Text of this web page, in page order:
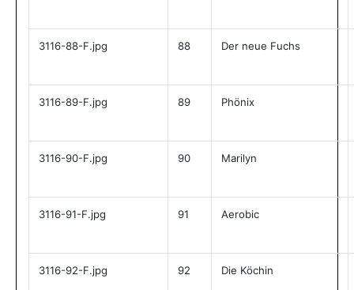
3116-88-F.jpg 88 Der neue Fuchs
3116-89-F.jpg 89 Phönix
3116-90-F.jpg 90 Marilyn
3116-91-F.jpg 91 Aerobic
3116-92-F.jpg 92 Die Köchin